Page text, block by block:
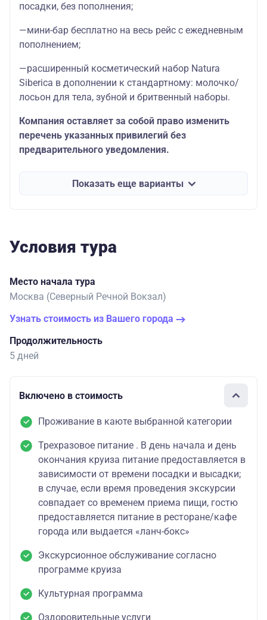
посадки, без пополнения;
—мини-бар бесплатно на весь рейс с ежедневным
пополнением;
—расширенный косметический набор Natura
Siberica в дополнении к стандартному: молочко/
лосьон для тела, зубной и бритвенный наборы.
Компания оставляет за собой право изменить
перечень указанных привилегий без
предварительного уведомления.
Показать еще варианты
Условия тура
Место начала тура
Москва (Северный Речной Вокзал)
Узнать стоимость из Вашего города
Продолжительность
5 дней
Включено в стоимость
Проживание в каюте выбранной категории
Трехразовое питание . В день начала и день
окончания круиза питание предоставляется в
зависимости от времени посадки и высадки;
в случае, если время проведения экскурсии
совпадает со временем приема пищи, гостю
предоставляется питание в ресторане/кафе
города или выдается «ланч-бокс»
Экскурсионное обслуживание согласно
программе круиза
Культурная программа
Оздоровительные услуги